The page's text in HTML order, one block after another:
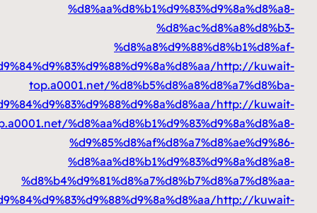
top.a0001.net/
top.a0001.net/